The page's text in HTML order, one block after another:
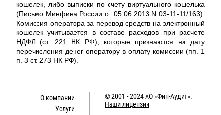
кошелек, либо выписки по счету виртуального кошелька
(Письмо Минфина России от 05.06.2013 N 03-11-11/163).
Комиссия оператора за перевод средств на электронный
кошелек учитывается в составе расходов при расчете
НДФЛ (ст. 221 НК РФ), которые признаются на дату
перечисления денег оператору в оплату комиссии (пп. 1
п. 3 ст. 273 НК РФ).
О компании
Услуги
© 2001 - 2024АО «Фин-Аудит».
Наши лицензии